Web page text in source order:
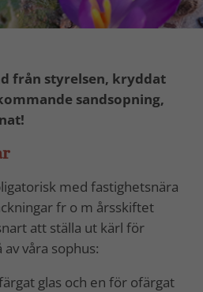
från styrelsen, kryddat
sandsopning,
med fastighetsnära
fr o m årsskiftet
att ställa ut kärl för
våra sophus:
glas och en för ofärgat